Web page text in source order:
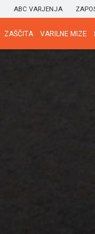
ABC VARJENJA
ZAŠČITA VARILNE MIZE